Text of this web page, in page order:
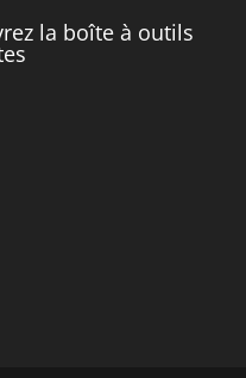
la boîte à outils